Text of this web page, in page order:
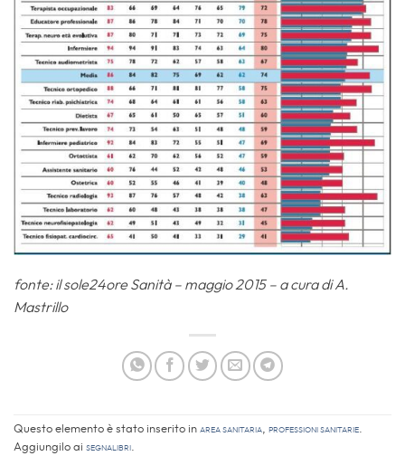
fonte: il sole24ore Sanità – maggio 2015 – a cura di A.
Mastrillo
Questo elemento è stato inserito in Area sanitaria, Professioni Sanitarie.
Aggiungilo ai segnalibri.